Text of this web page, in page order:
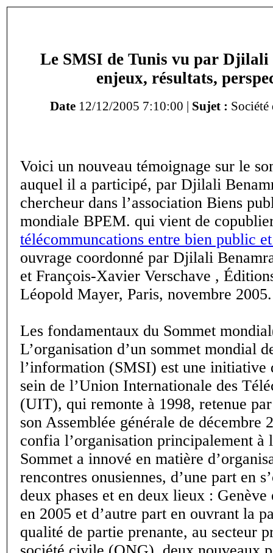
Le SMSI de Tunis vu par Djilali
enjeux, résultats,
Date 12/12/2005 7:10:00 | Sujet :
Voici un nouveau témoignage sur le
auquel il a participé, par Djilali
chercheur dans l’association Biens
mondiale BPEM. qui vient de
télécommuncations entre bien public
ouvrage coordonné par Djilali
et François-Xavier Verschave ,
Léopold Mayer, Paris, novembre 2005.
Les fondamentaux du Sommet
L’organisation d’un sommet mondial
l’information (SMSI) est une initiative
sein de l’Union Internationale des
(UIT), qui remonte à 1998, retenue
son Assemblée générale de décembre
confia l’organisation principalement à
Sommet a innové en matière
rencontres onusiennes, d’une part en
deux phases et en deux lieux :
en 2005 et d’autre part en ouvrant la
qualité de partie prenante, au secteur